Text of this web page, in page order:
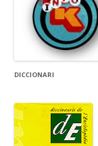
DICCIONARI